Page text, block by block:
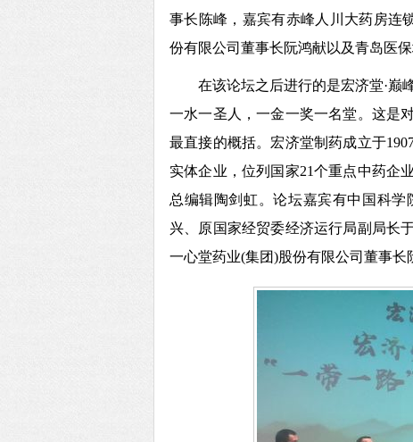
事长陈峰，嘉宾有赤峰人川大药房连
份有限公司董事长阮鸿献以及青岛医
在该论坛之后进行的是宏济堂·巅
一水一圣人，一金一奖一名堂。这是
最直接的概括。宏济堂制药成立于
实体企业，位列国家21个重点中药企
总编辑陶剑虹。论坛嘉宾有中国科
兴、原国家经贸委经济运行局副局长
一心堂药业(集团)股份有限公司董事长